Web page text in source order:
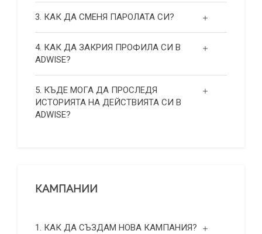
3. КАК ДА СМЕНЯ ПАРОЛАТА СИ?
4. КАК ДА ЗАКРИЯ ПРОФИЛА СИ В
ADWISE?
5. КЪДЕ МОГА ДА ПРОСЛЕДЯ
ИСТОРИЯТА НА ДЕЙСТВИЯТА СИ В
ADWISE?
КАМПАНИИ
1. КАК ДА СЪЗДАМ НОВА КАМПАНИЯ?